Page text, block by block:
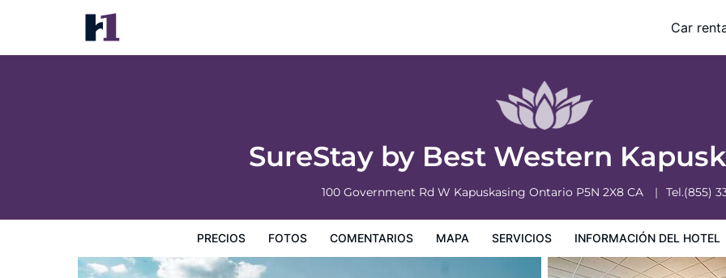
Car
SureStay by Best Western
100 Government Rd W Kapuskasing Ontario P5N 2X8 CA Tel.(855)
PRECIOS FOTOS COMENTARIOS MAPA SERVICIOS INFORMACIÓN DEL HOTEL
SureStay by Best Western Kapuskasing
Precios